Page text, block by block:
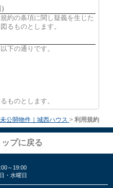
約の条項に関し疑義を生じた
るものとします。
下の通りです。
ものとします。
公開物件｜城西ハウス > 利用規約
プに戻る
～19:00
・水曜日